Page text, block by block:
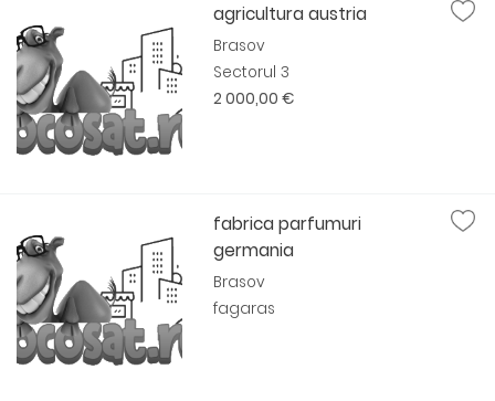
agricultura austria
Brasov
Sectorul 3
2 000,00 €
fabrica parfumuri
germania
Brasov
fagaras